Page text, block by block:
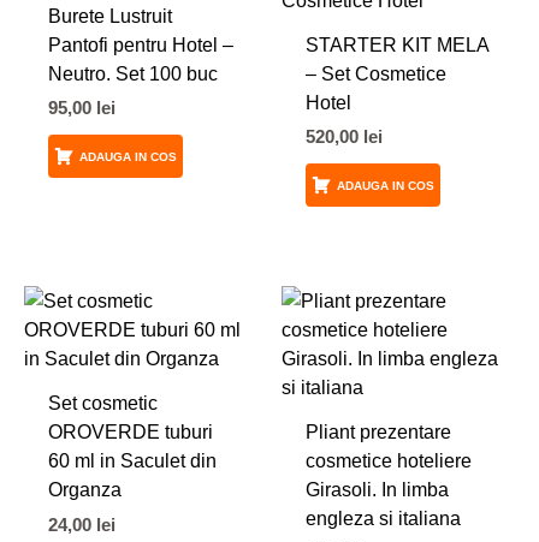
Burete Lustruit
Pantofi pentru Hotel –
Neutro. Set 100 buc
95,00 lei
ADAUGA IN COS
STARTER KIT MELA
– Set Cosmetice
Hotel
520,00 lei
ADAUGA IN COS
Set cosmetic
OROVERDE tuburi
60 ml in Saculet din
Organza
24,00 lei
Pliant prezentare
cosmetice hoteliere
Girasoli. In limba
engleza si italiana